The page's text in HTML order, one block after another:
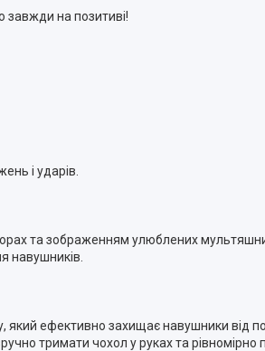
завжди на позитиві!
і ударів.
та зображенням улюблених
навушників.
який ефективно захищає навушники від
тримати чохол у руках та